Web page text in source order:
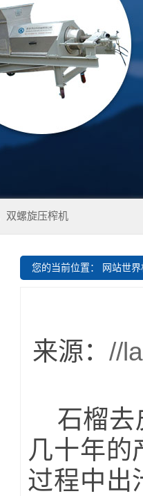
双螺旋压榨机
您的当前位置： 网站世
来源： //
石榴去
几十年的
过程中出